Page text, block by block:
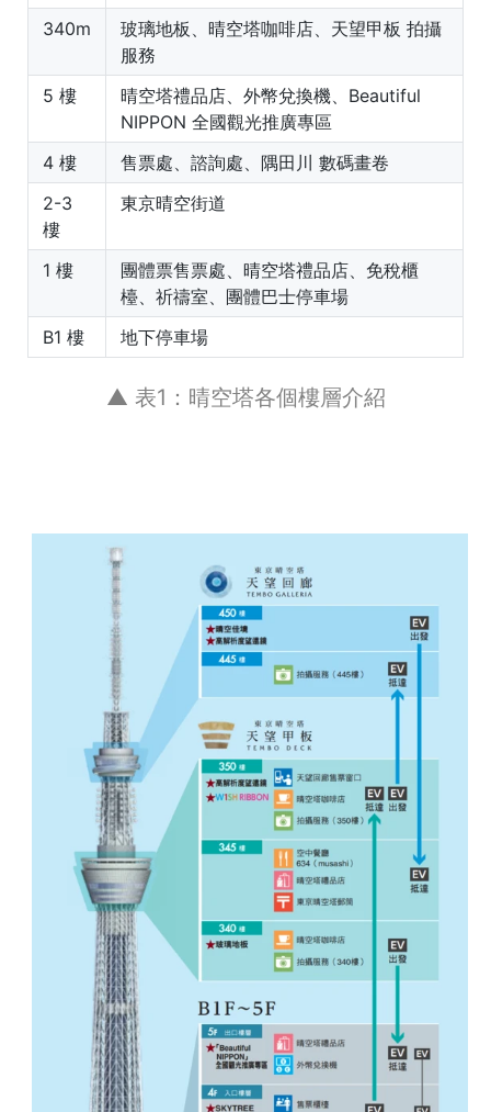
340m
玻璃地板、晴空塔咖啡店、天望甲板 拍攝
服務
5 樓
晴空塔禮品店、外幣兌換機、Beautiful
NIPPON 全國觀光推廣專區
4 樓
售票處、諮詢處、隅田川 數碼畫卷
2-3
樓
東京晴空街道
1 樓
團體票售票處、晴空塔禮品店、免稅櫃
檯、祈禱室、團體巴士停車場
B1 樓
地下停車場
▲ 表1：晴空塔各個樓層介紹